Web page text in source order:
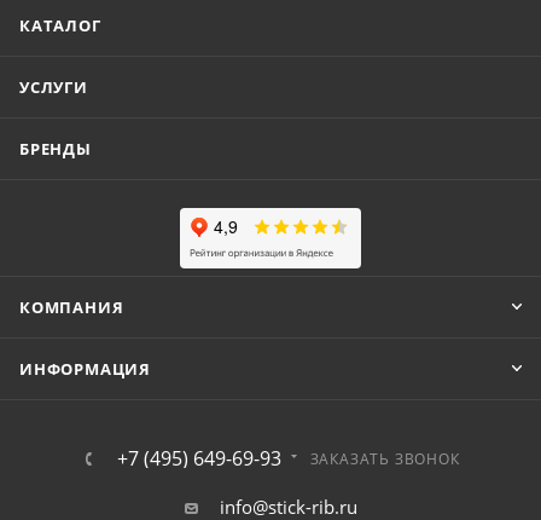
КАТАЛОГ
УСЛУГИ
БРЕНДЫ
КОМПАНИЯ
ИНФОРМАЦИЯ
+7 (495) 649-69-93 ЗАКАЗАТЬ ЗВОНОК
info@stick-rib.ru